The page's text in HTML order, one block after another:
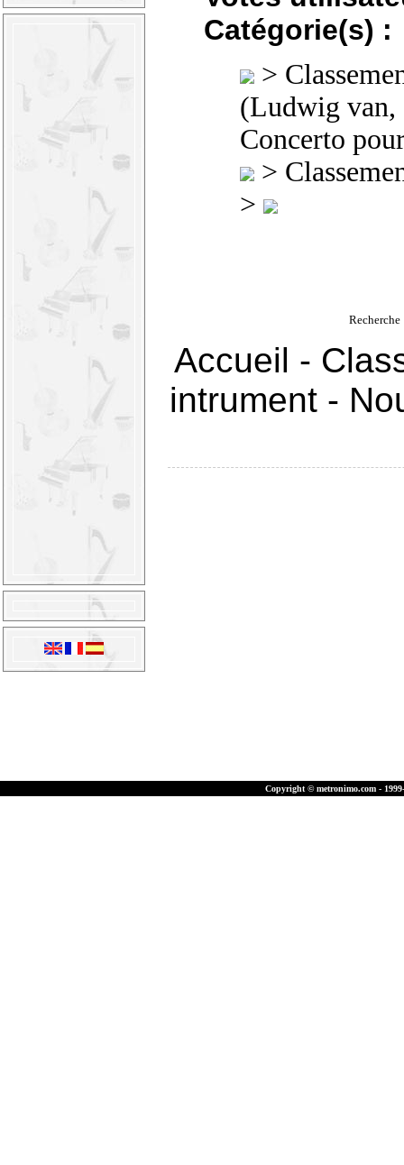
Catégorie(s) :
>
(Ludwig van,
Concerto
>
>
Accueil -
intrument-
Copyright © metronimo.com -